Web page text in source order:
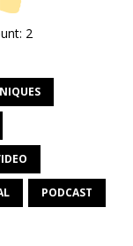
2
PODCAST